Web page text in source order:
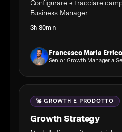
Configurare e tracciare
Business Manager.
3h 30min
Francesco Maria Errico
Senior Growth Manager a
🚀 GROWTH E PRODOTTO
Growth Strategy